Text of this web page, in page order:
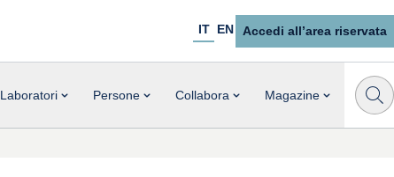
IT EN Accedi all’area riservata
Laboratori Persone Collabora Magazine